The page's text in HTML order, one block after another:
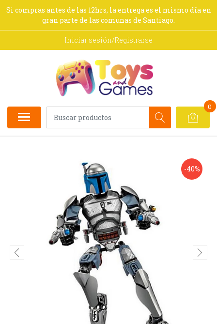
Si compras antes de las 12hrs, la entrega es el mismo día en
gran parte de las comunas de Santiago.
Iniciar sesión/Registrarse
0
-40%